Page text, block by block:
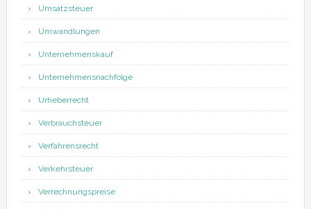
Umsatzsteuer
Umwandlungen
Unternehmenskauf
Unternehmensnachfolge
Urheberrecht
Verbrauchsteuer
Verfahrensrecht
Verkehrsteuer
Verrechnungspreise